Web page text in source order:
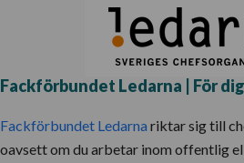
Fackförbundet Ledarna | För
Fackförbundet Ledarna riktar sig till
oavsett om du arbetar inom offentlig